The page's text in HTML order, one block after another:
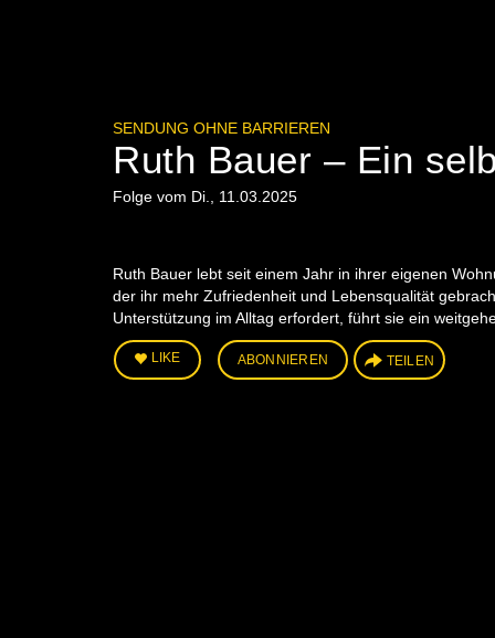
SENDUNG OHNE BARRIEREN
Ruth Bauer – Ein
Folge vom Di., 11.03.2025
Ruth Bauer lebt seit einem Jahr in ihrer eigenen
der ihr mehr Zufriedenheit und Lebensqualität
Unterstützung im Alltag erfordert, führt sie ein
LIKE ABONNIEREN TEILEN